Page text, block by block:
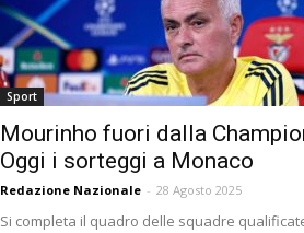
Sport
Mourinho fuori dalla
Oggi i sorteggi a Monaco
Redazione Nazionale - 28 Agosto 2025
Si completa il quadro delle squadre